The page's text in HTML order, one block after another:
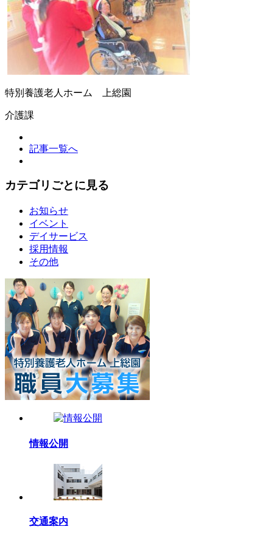
特別養護老人ホーム 上総園
介護課
記事一覧へ
カテゴリごとに見る
お知らせ
イベント
デイサービス
採用情報
その他
情報公開
交通案内